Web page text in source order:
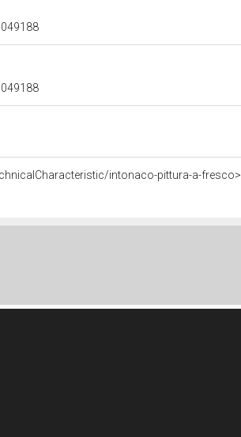
intonaco-pittura-a-fresco>